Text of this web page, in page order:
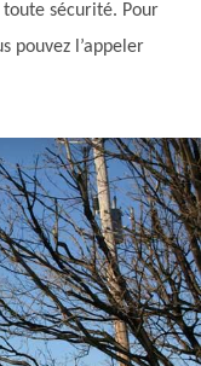
sécurité. Pour
pouvez l’appeler